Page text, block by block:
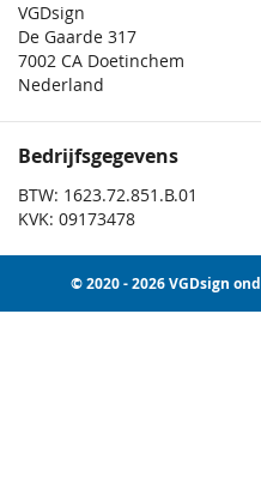
VGDsign
De Gaarde 317
7002 CA Doetinchem
Nederland
Bedrijfsgegevens
BTW: 1623.72.851.B.01
KVK: 09173478
© 2020 - 2026 VGDsign